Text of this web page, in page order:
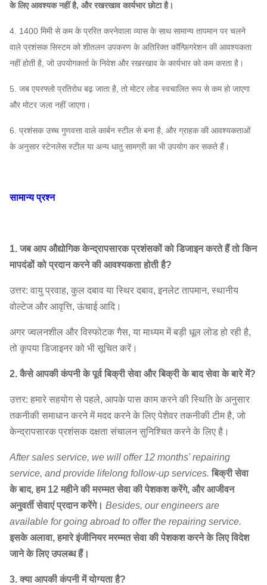
के लिए आवश्यक नहीं है, और रखरखाव कार्यभार छोटा है।
4. 1400 मिमी से कम के प्ररित करनेवाला व्यास के साथ सामान्य तापमान पर चलने
वाले प्रशंसक सिस्टम को शीतलन उपकरण के अतिरिक्त कॉन्फ़िगरेशन की आवश्यकता
नहीं होती है, जो उपयोगकर्ता के निवेश और रखरखाव के कार्यभार को कम करता है।
5. जब एयरफ्लो प्रतिरोध बढ़ जाता है, तो मोटर लोड स्वचालित रूप से कम हो जाएगा
और मोटर जला नहीं जाएगा।
6. प्रशंसक उच्च गुणवत्ता वाले कार्बन स्टील से बना है, और ग्राहक की आवश्यकताओं
के अनुसार स्टेनलेस स्टील या अन्य धातु सामग्री का भी उपयोग कर सकते हैं।
सामान्य प्रश्न
1. जब आप औद्योगिक केन्द्रापसारक प्रशंसकों को डिजाइन करते हैं तो किन
मापदंडों को प्रदान करने की आवश्यकता होती है?
उत्तर: वायु प्रवाह, कुल दबाव या स्थिर दबाव, इनलेट तापमान, स्थानीय
वोल्टेज और आवृत्ति, ऊंचाई आदि।
अगर ज्वलनशील और विस्फोटक गैस, या माध्यम में बड़ी धूल लोड हो रही है,
तो कृपया डिजाइनर को भी सूचित करें।
2. कैसे आपकी कंपनी के पूर्व बिक्री सेवा और बिक्री के बाद सेवा के बारे में?
उत्तर: हमारे सहयोग से पहले, आपके पास काम करने की स्थिति के अनुसार
तकनीकी समाधान करने में मदद करने के लिए पेशेवर तकनीकी टीम है, जो
केन्द्रापसारक प्रशंसक दक्षता संचालन सुनिश्चित करने के लिए है।
After sales service, we will offer 12 months' repairing
service, and provide lifelong follow-up services. बिक्री सेवा
के बाद, हम 12 महीने की मरम्मत सेवा की पेशकश करेंगे, और आजीवन
अनुवर्ती सेवाएं प्रदान करेंगे। Besides, our engineers are
available for going abroad to offer the repairing service.
इसके अलावा, हमारे इंजीनियर मरम्मत सेवा की पेशकश करने के लिए विदेश
जाने के लिए उपलब्ध हैं।
3. क्या आपकी कंपनी में योग्यता है?